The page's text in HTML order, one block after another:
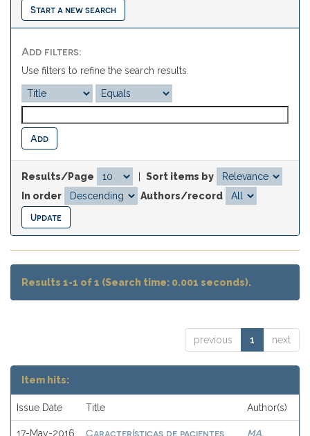
Start a new search
Add filters:
Use filters to refine the search results.
Results/Page
Sort items by
In order
Authors/record
Results 1-1 of 1 (Search time: 0.001 seconds).
previous 1 next
Item hits:
Issue Date Title Author(s)
17-May-2016
Características de pacientes
MA.